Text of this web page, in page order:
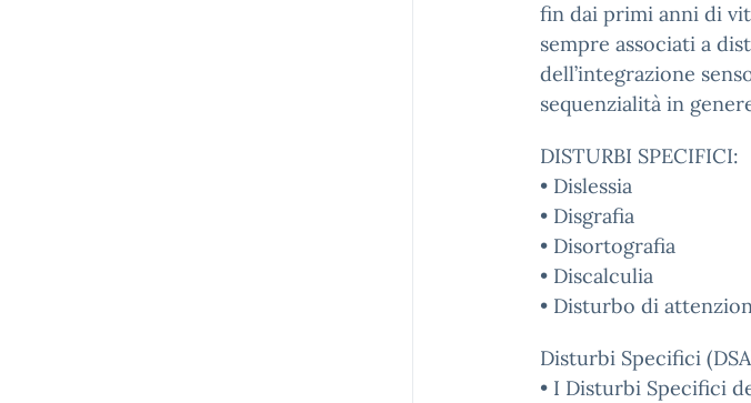
fin dai primi anni di
sempre associati a
dell’integrazione
sequenzialità in
DISTURBI SPECIFICI:
• Dislessia
• Disgrafia
• Disortografia
• Discalculia
• Disturbo di
Disturbi Specifici
• I Disturbi Specifici